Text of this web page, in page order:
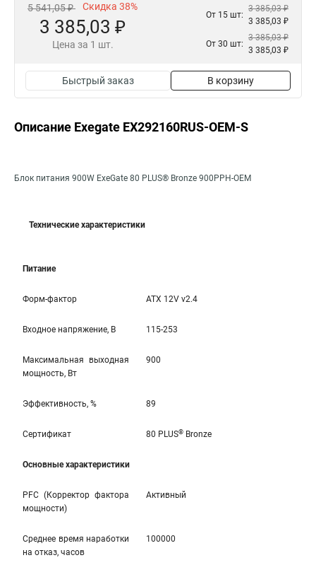
5 541,05 ₽ Скидка 38%
3 385,03 ₽
Цена за 1 шт.
От 15 шт:
3 385,03 ₽
3 385,03 ₽
От 30 шт:
3 385,03 ₽
3 385,03 ₽
Быстрый заказ В корзину
Описание Exegate EX292160RUS-OEM-S
Блок питания 900W ExeGate 80 PLUS® Bronze 900PPH-OEM
Технические характеристики
Питание
Форм-фактор ATX 12V v2.4
Входное напряжение, В 115-253
Максимальная выходная
мощность, Вт
900
Эффективность, % 89
Сертификат 80 PLUS® Bronze
Основные характеристики
PFC (Корректор фактора
мощности)
Активный
Среднее время наработки
на отказ, часов
100000